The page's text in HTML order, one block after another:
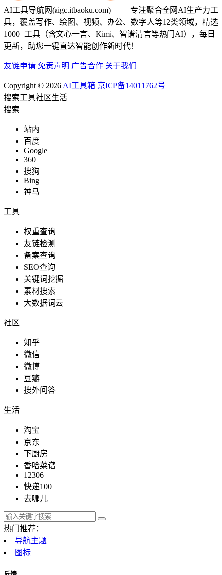
AI工具导航网(aigc.itbaoku.com) —— 专注聚合全网AI生产力工
具，覆盖写作、绘图、视频、办公、数字人等12类领域，精选
1000+工具（含文心一言、Kimi、智谱清言等热门AI），每日
更新，助您一键直达智能创作新时代！
友链申请 免责声明 广告合作 关于我们
Copyright © 2026 AI工具箱 京ICP备14011762号
搜索工具社区生活
搜索
站内
百度
Google
360
搜狗
Bing
神马
工具
权重查询
友链检测
备案查询
SEO查询
关键词挖掘
素材搜索
大数据词云
社区
知乎
微信
微博
豆瓣
搜外问答
生活
淘宝
京东
下厨房
香哈菜谱
12306
快递100
去哪儿
热门推荐：
导航主题
图标